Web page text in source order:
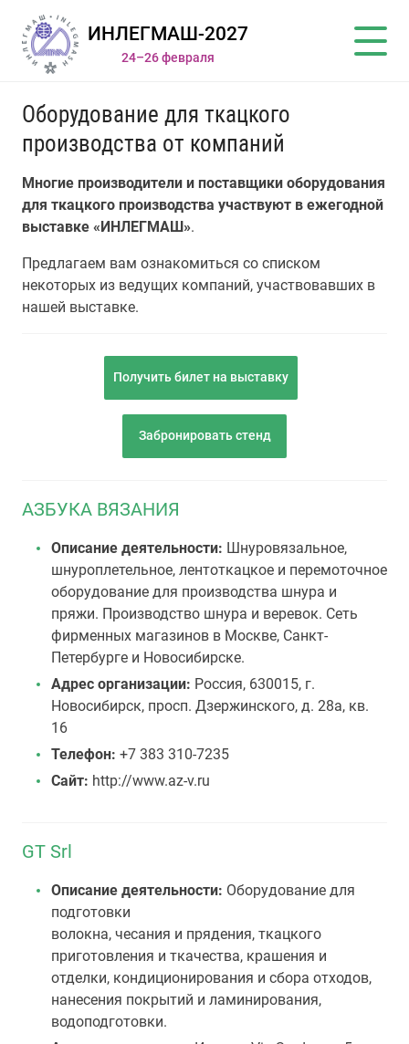
ИНЛЕГМАШ-2027
24–26 февраля
Оборудование для ткацкого
производства от компаний
Многие производители и поставщики оборудования
для ткацкого производства участвуют в ежегодной
выставке «ИНЛЕГМАШ».
Предлагаем вам ознакомиться со списком
некоторых из ведущих компаний, участвовавших в
нашей выставке.
Получить билет на выставку
Забронировать стенд
АЗБУКА ВЯЗАНИЯ
Описание деятельности: Шнуровязальное,
шнуроплетельное, лентоткацкое и перемоточное
оборудование для производства шнура и
пряжи. Производство шнура и веревок. Сеть
фирменных магазинов в Москве, Санкт-
Петербурге и Новосибирске.
Адрес организации: Россия, 630015, г.
Новосибирск, просп. Дзержинского, д. 28а, кв.
16
Телефон: +7 383 310-7235
Сайт: http://www.az-v.ru
GT Srl
Описание деятельности: Оборудование для
подготовки
волокна, чесания и прядения, ткацкого
приготовления и ткачества, крашения и
отделки, кондиционирования и сбора отходов,
нанесения покрытий и ламинирования,
водоподготовки.